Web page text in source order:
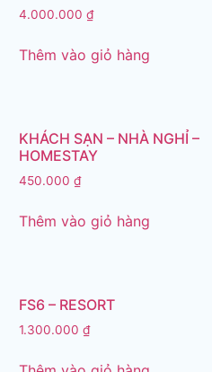
4.000.000 ₫
Thêm vào giỏ hàng
KHÁCH SẠN – NHÀ NGHỈ –
HOMESTAY
450.000 ₫
Thêm vào giỏ hàng
FS6 – RESORT
1.300.000 ₫